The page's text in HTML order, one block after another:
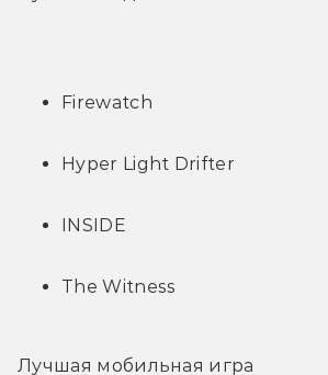
Firewatch
Hyper Light Drifter
INSIDE
The Witness
Лучшая мобильная игра